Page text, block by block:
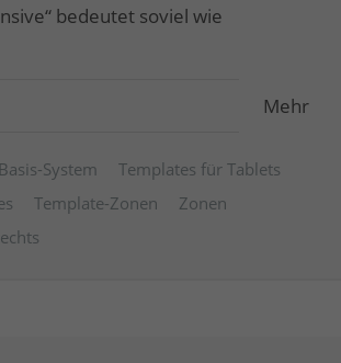
bedeutet soviel wie
Mehr
Basis-System
Templates für Tablets
Template-Zonen
Zonen